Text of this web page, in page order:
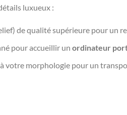
luxueux :
de qualité supérieure pour un
pour accueillir un ordinateur
à votre morphologie pour un